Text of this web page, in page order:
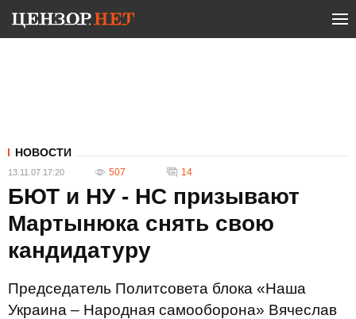
НОВОСТИ
13.11.07 17:20 507 14
БЮТ и НУ - НС призывают
Мартынюка снять свою
кандидатуру
Председатель Политсовета блока «Наша
Украина – Народная самооборона» Вячеслав